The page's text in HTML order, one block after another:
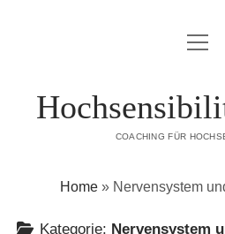
HOCHSENSIBEL &
MERKMALE VON
open
menu
COACHING FÜR
Home» Nervensystem
Kategorie: Nervensystem